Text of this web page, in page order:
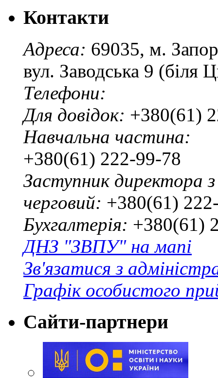
Контакти
Адреса: 69035, м.
вул. Заводська 9 (біля
Телефони:
Для довідок: +380(61)
Навчальна частина:
+380(61) 222-99-78
Заступник директора
черговий: +380(61)
Бухгалтерія: +380(61)
ДНЗ "ЗВПУ" на мапі
Зв'язатися з
Графік особистого
Сайти-партнери